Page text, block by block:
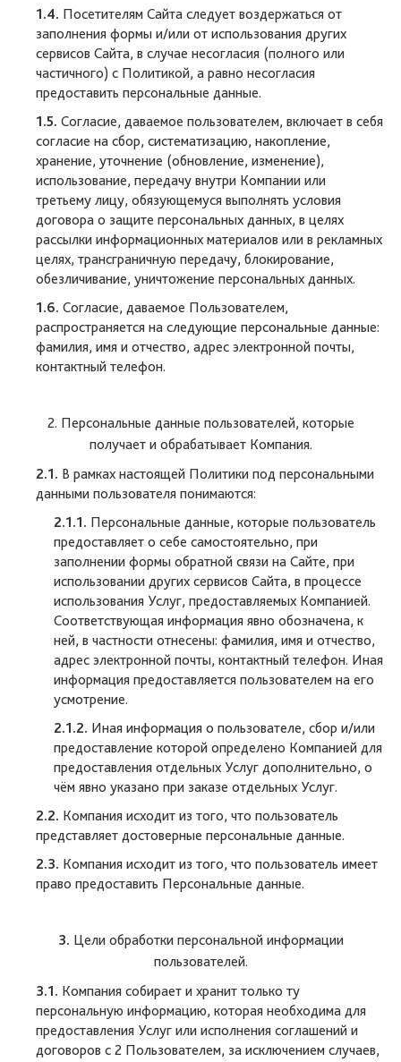
1.4. Посетителям Сайта следует воздержаться от
заполнения формы и/или от использования других
сервисов Сайта, в случае несогласия (полного или
частичного) с Политикой, а равно несогласия
предоставить персональные данные.
1.5. Согласие, даваемое пользователем, включает в себя
согласие на сбор, систематизацию, накопление,
хранение, уточнение (обновление, изменение),
использование, передачу внутри Компании или
третьему лицу, обязующемуся выполнять условия
договора о защите персональных данных, в целях
рассылки информационных материалов или в рекламных
целях, трансграничную передачу, блокирование,
обезличивание, уничтожение персональных данных.
1.6. Согласие, даваемое Пользователем,
распространяется на следующие персональные данные:
фамилия, имя и отчество, адрес электронной почты,
контактный телефон.
2. Персональные данные пользователей, которые
получает и обрабатывает Компания.
2.1. В рамках настоящей Политики под персональными
данными пользователя понимаются:
2.1.1. Персональные данные, которые пользователь
предоставляет о себе самостоятельно, при
заполнении формы обратной связи на Сайте, при
использовании других сервисов Сайта, в процессе
использования Услуг, предоставляемых Компанией.
Соответствующая информация явно обозначена, к
ней, в частности отнесены: фамилия, имя и отчество,
адрес электронной почты, контактный телефон. Иная
информация предоставляется пользователем на его
усмотрение.
2.1.2. Иная информация о пользователе, сбор и/или
предоставление которой определено Компанией для
предоставления отдельных Услуг дополнительно, о
чём явно указано при заказе отдельных Услуг.
2.2. Компания исходит из того, что пользователь
представляет достоверные персональные данные.
2.3. Компания исходит из того, что пользователь имеет
право предоставить Персональные данные.
3. Цели обработки персональной информации
пользователей.
3.1. Компания собирает и хранит только ту
персональную информацию, которая необходима для
предоставления Услуг или исполнения соглашений и
договоров с 2 Пользователем, за исключением случаев,